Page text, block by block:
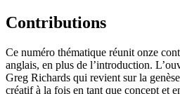
Contributions
Ce numéro thématique réunit onze
anglais, en plus de l’introduction.
Greg Richards qui revient sur la
créatif à la fois en tant que concept et